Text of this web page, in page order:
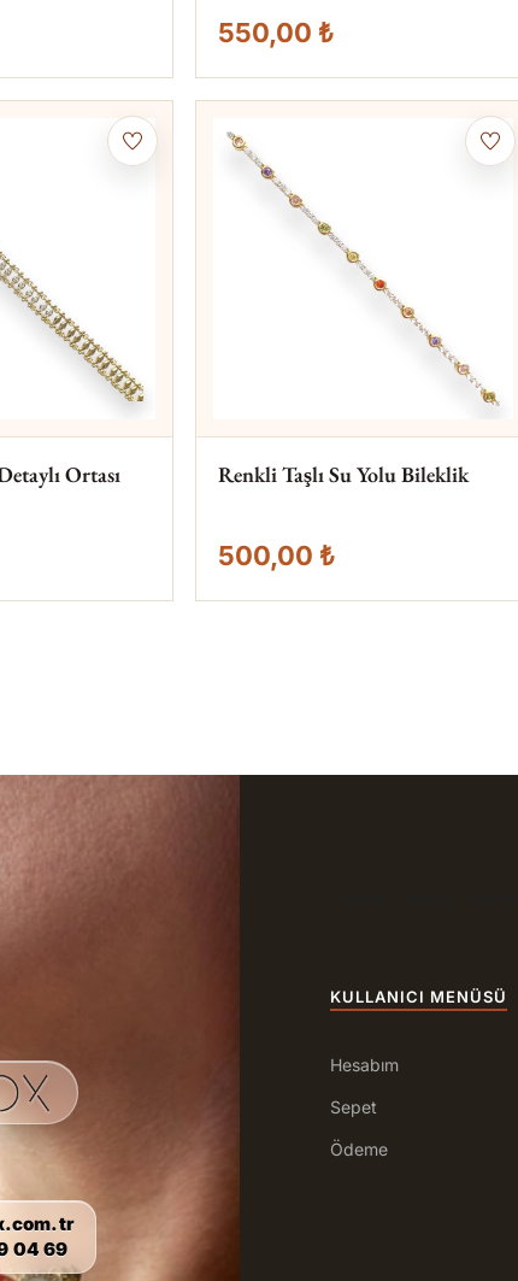
550,00 ₺
Ortası
Renkli Taşlı Su Yolu Bileklik
500,00 ₺
04 69
KULLANICI MENÜSÜ
Hesabım
Sepet
Ödeme